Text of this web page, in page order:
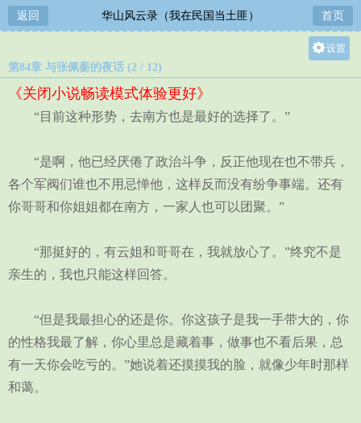
返回 华山风云录（我在民国当土匪） 首页
设置
第84章 与张佩蘅的夜话 (2 / 12)
《关闭小说畅读模式体验更好》
“目前这种形势，去南方也是最好的选择了。”
“是啊，他已经厌倦了政治斗争，反正他现在也不带兵，
各个军阀们谁也不用忌惮他，这样反而没有纷争事端。还有
你哥哥和你姐姐都在南方，一家人也可以团聚。”
“那挺好的，有云姐和哥哥在，我就放心了。”终究不是
亲生的，我也只能这样回答。
“但是我最担心的还是你。你这孩子是我一手带大的，你
的性格我最了解，你心里总是藏着事，做事也不看后果，总
有一天你会吃亏的。”她说着还摸摸我的脸，就像少年时那样
和蔼。